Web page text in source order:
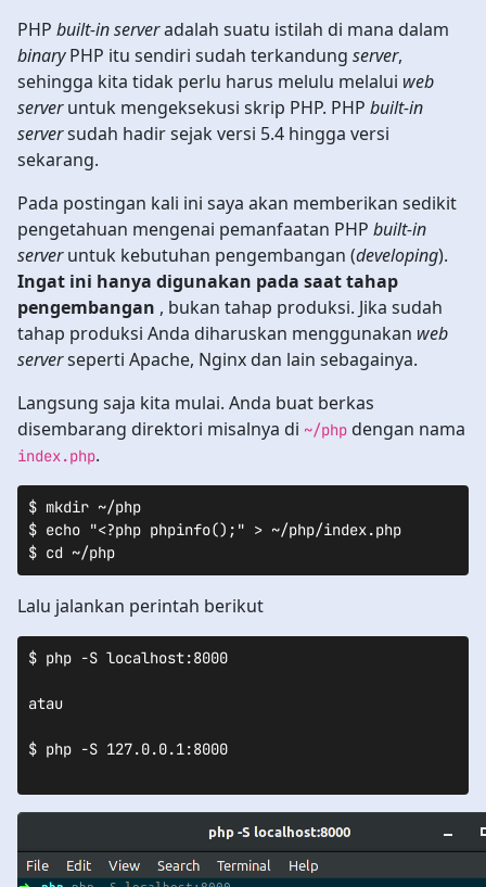
PHP built-in serveradalah suatu istilah di mana dalam
binaryPHP itu sendiri sudah terkandung server,
sehingga kita tidak perlu harus melulu melalui web
serveruntuk mengeksekusi skrip PHP. PHP built-in
serversudah hadir sejak versi 5.4 hingga versi
sekarang.
Pada postingan kali ini saya akan memberikan sedikit
pengetahuan mengenai pemanfaatan PHP built-in
serveruntuk kebutuhan pengembangan (developing).
Ingat ini hanya digunakan pada saat tahap
pengembangan , bukan tahap produksi. Jika sudah
tahap produksi Anda diharuskan menggunakan web
serverseperti Apache, Nginx dan lain sebagainya.
Langsung saja kita mulai. Anda buat berkas
disembarang direktori misalnya di ~/php dengan nama
index.php.
$ mkdir ~/php
$ echo "<?php phpinfo();" > ~/php/index.php
$ cd ~/php
Lalu jalankan perintah berikut
$ php -S localhost:8000
atau
$ php -S 127.0.0.1:8000